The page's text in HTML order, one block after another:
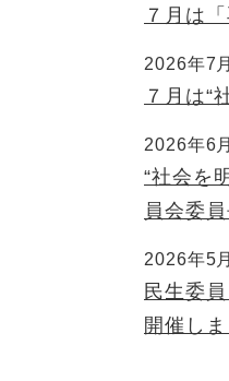
７月は
2026年7
７月は“
2026年6
“社会を
員会委
2026年5
民生委
開催し